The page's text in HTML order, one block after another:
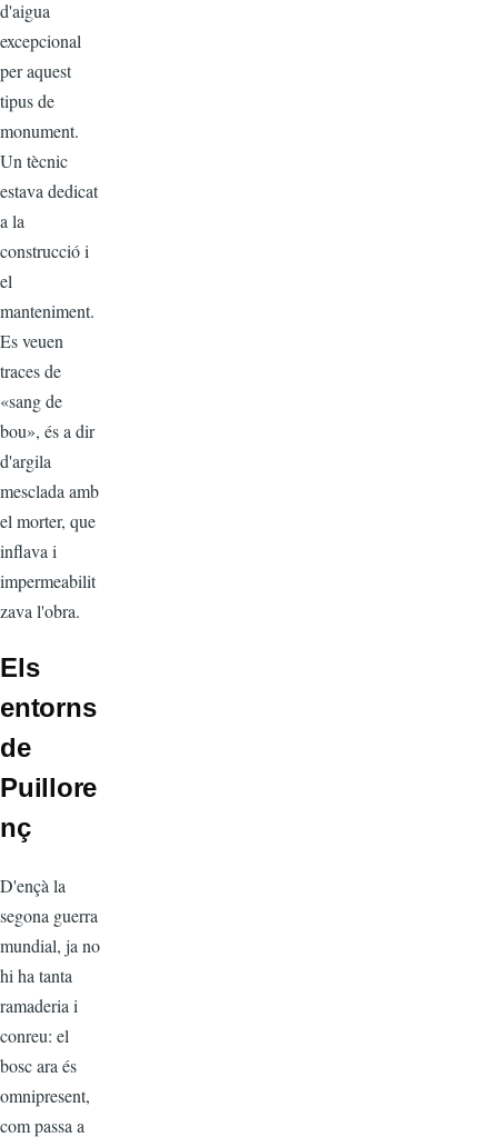
d'aigua
excepcional
per aquest
tipus de
monument.
Un tècnic
estava dedicat
a la
construcció i
el
manteniment.
Es veuen
traces de
«sang de
bou», és a dir
d'argila
mesclada amb
el morter, que
inflava i
impermeabilit
zava l'obra.
Els
entorns
de
Puillore
nç
D'ençà la
segona guerra
mundial, ja no
hi ha tanta
ramaderia i
conreu: el
bosc ara és
omnipresent,
com passa a